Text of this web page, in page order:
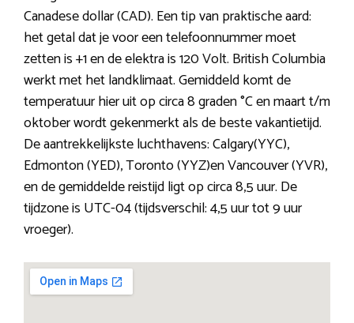
Canadese dollar (CAD). Een tip van praktische aard:
het getal dat je voor een telefoonnummer moet
zetten is +1 en de elektra is 120 Volt. British Columbia
werkt met het landklimaat. Gemiddeld komt de
temperatuur hier uit op circa 8 graden °C en maart t/m
oktober wordt gekenmerkt als de beste vakantietijd.
De aantrekkelijkste luchthavens: Calgary(YYC),
Edmonton (YED), Toronto (YYZ)en Vancouver (YVR),
en de gemiddelde reistijd ligt op circa 8,5 uur. De
tijdzone is UTC-04 (tijdsverschil: 4,5 uur tot 9 uur
vroeger).